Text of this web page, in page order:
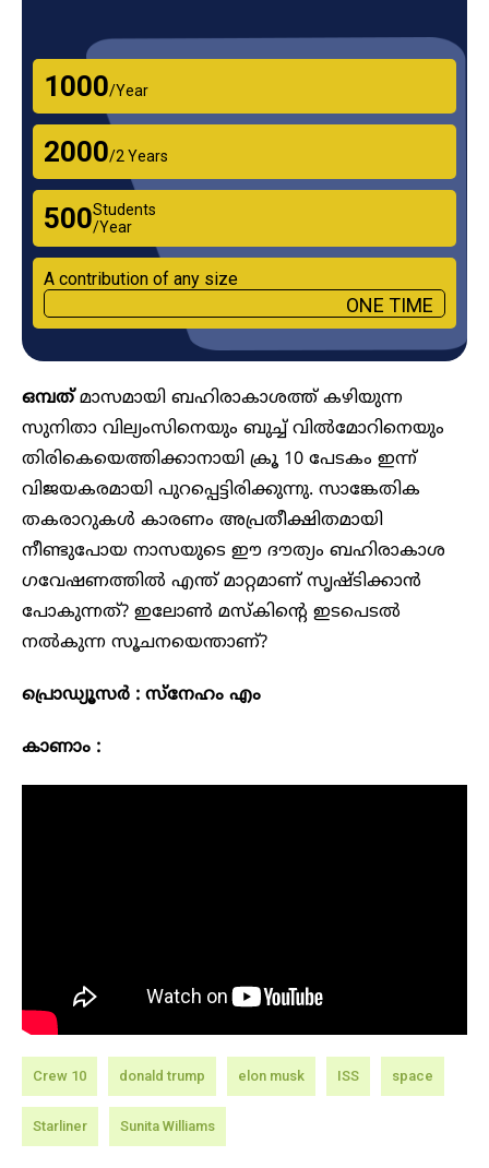
₹1000/Year
₹2000/2 Years
₹500Students
/Year
A contribution of any size
ONE TIME
ഒമ്പത്മാസമായി ബഹിരാകാശത്ത് കഴിയുന്ന
സുനിതാ വില്യംസിനെയും ബുച്ച് വിൽമോറിനെയും
തിരികെയെത്തിക്കാനായി ക്രൂ 10 പേടകം ഇന്ന്
വിജയകരമായി പുറപ്പെട്ടിരിക്കുന്നു. സാങ്കേതിക
തകരാറുകൾ കാരണം അപ്രതീക്ഷിതമായി
നീണ്ടുപോയ നാസയുടെ ഈ ദൗത്യം ബഹിരാകാശ ​
ഗവേഷണത്തിൽ എന്ത് മാറ്റമാണ് സൃഷ്ടിക്കാൻ
പോകുന്നത്? ഇലോൺ മസ്കിന്റെ ഇടപെടൽ
നൽകുന്ന സൂചനയെന്താണ്?
പ്രൊഡ്യൂസർ : സ്നേഹം എം
കാണാം :
Crew 10 donald trump elon musk ISS space
Starliner Sunita Williams